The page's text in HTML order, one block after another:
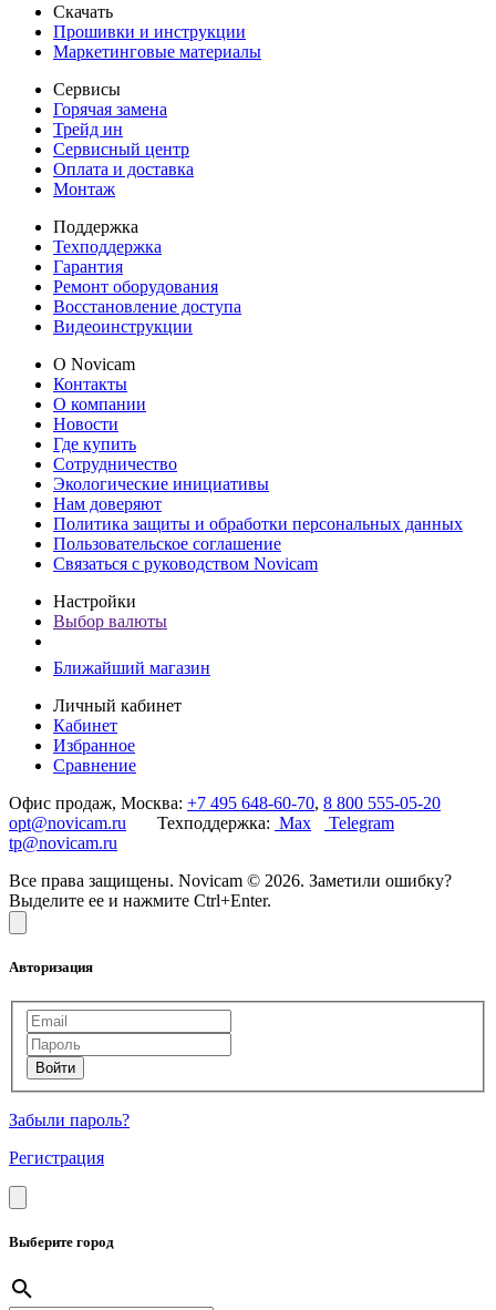
Скачать
Прошивки и инструкции
Маркетинговые материалы
Сервисы
Горячая замена
Трейд ин
Сервисный центр
Оплата и доставка
Монтаж
Поддержка
Техподдержка
Гарантия
Ремонт оборудования
Восстановление доступа
Видеоинструкции
О Novicam
Контакты
О компании
Новости
Где купить
Сотрудничество
Экологические инициативы
Нам доверяют
Политика защиты и обработки персональных данных
Пользовательское соглашение
Связаться с руководством Novicam
Настройки
Выбор валюты
Ближайший магазин
Личный кабинет
Кабинет
Избранное
Сравнение
Офис продаж, Москва: +7 495 648-60-70, 8 800 555-05-20
opt@novicam.ru Техподдержка: Max
Telegram
tp@novicam.ru
Все права защищены. Novicam © 2026. Заметили ошибку?
Выделите ее и нажмите Ctrl+Enter.
Авторизация
Забыли пароль?
Регистрация
Выберите город